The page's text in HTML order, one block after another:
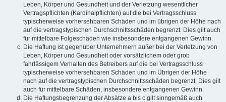
Leben, Körper und Gesundheit und der Verletzung wesentlicher
Vertragspflichten (Kardinalpflichten) auf die bei Vertragsschluss
typischerweise vorhersehbaren Schäden und im übrigen der Höhe nach
auf die vertragstypischen Durchschnittsschäden begrenzt. Dies gilt auch
für mittelbare Folgeschäden wie insbesondere entgangenen Gewinn.
Die Haftung ist gegenüber Unternehmern außer bei der Verletzung von
Leben, Körper und Gesundheit oder vorsätzlichem oder grob
fahrlässigem Verhalten des Betreibers auf die bei Vertragsschluss
typischerweise vorhersehbaren Schäden und im Übrigen der Höhe
nach auf die vertragstypischen Durchschnittsschäden begrenzt. Dies gilt
auch für mittelbare Schäden, insbesondere entgangenen Gewinn.
Die Haftungsbegrenzung der Absätze a bis c gilt sinngemäß auch